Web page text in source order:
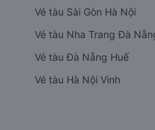
Vé tàu Sài Gòn Hà Nội
Vé tàu Nha Trang Đà
Vé tàu Đà Nẵng Huế
Vé tàu Hà Nội Vinh